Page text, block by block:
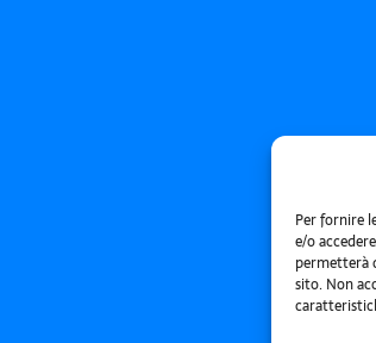
Per fornire
e/o
permetterà
sito. Non